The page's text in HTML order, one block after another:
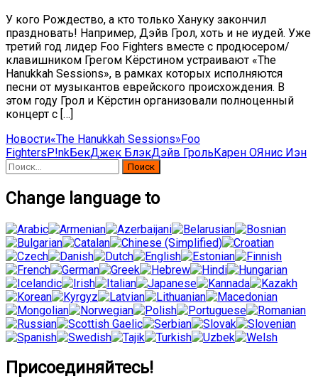
У кого Рождество, а кто только Хануку закончил
праздновать! Например, Дэйв Грол, хоть и не иудей. Уже
третий год лидер Foo Fighters вместе с продюсером/
клавишником Грегом Кёрстином устраивают «The
Hanukkah Sessions», в рамках которых исполняются
песни от музыкантов еврейского происхождения. В
этом году Грол и Кёрстин организовали полноценный
концерт с […]
Новости«The Hanukkah Sessions»Foo
FightersP!nkБекДжек БлэкДэйв ГрольКарен ОЯнис Иэн
Найти:
Change language to
Присоединяйтесь!